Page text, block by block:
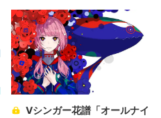
Vシンガー花譜「オールナイ